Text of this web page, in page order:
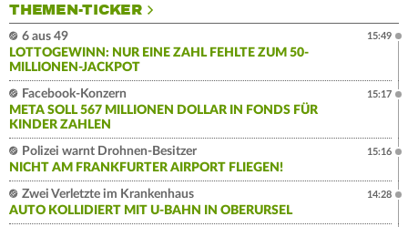
THEMEN-TICKER
6 aus 49
LOTTOGEWINN: NUR EINE ZAHL FEHLTE ZUM 50-
MILLIONEN-JACKPOT
15:49
Facebook-Konzern
META SOLL 567 MILLIONEN DOLLAR IN FONDS FÜR
KINDER ZAHLEN
15:17
Polizei warnt Drohnen-Besitzer
NICHT AM FRANKFURTER AIRPORT FLIEGEN!
15:16
Zwei Verletzte im Krankenhaus
AUTO KOLLIDIERT MIT U-BAHN IN OBERURSEL
14:28